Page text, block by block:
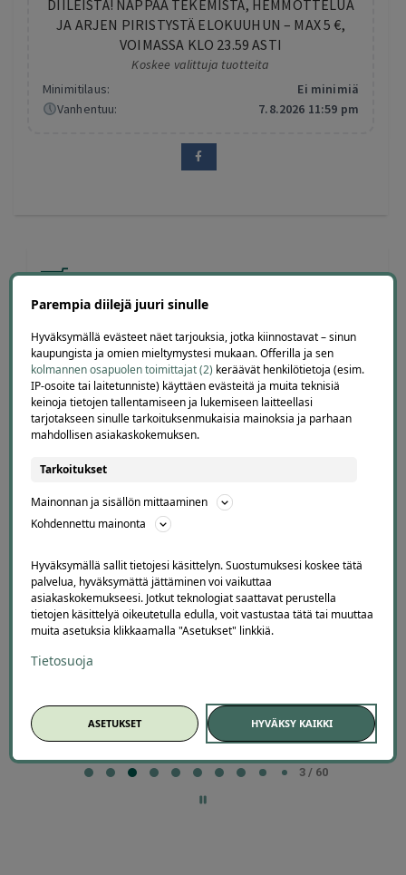
DIILEISTÄ! NAPPAA TEKEMISTÄ, HEMMOTTELUA
JA ARJEN PIRISTYSTÄ ELOKUUHUN – MAX 5 €,
VOIMASSA KLO 23.59 ASTI
Koskee valittuja tuotteita
Minimitilaus:
Ei minimiä
Vanhentuu:
7.8.2026 11:59 pm
9 diiliäostettu
Offerillaajien arvosteluja
Kirjoita arvostelu
P
Petteri
Espoo
OK
4 / 60
Parempia diilejä juuri sinulle
Hyväksymällä evästeet näet tarjouksia, jotka kiinnostavat – sinun
kaupungista ja omien mieltymystesi mukaan. Offerilla ja sen
kolmannen osapuolen toimittajat (2) keräävät henkilötietoja (esim.
IP-osoite tai laitetunniste) käyttäen evästeitä ja muita teknisiä
keinoja tietojen tallentamiseen ja lukemiseen laitteellasi
tarjotakseen sinulle tarkoituksenmukaisia mainoksia ja parhaan
mahdollisen asiakaskokemuksen.
Tarkoitukset
Mainonnan ja sisällön mittaaminen
Kohdennettu mainonta
Hyväksymällä sallit tietojesi käsittelyn. Suostumuksesi koskee tätä
palvelua, hyväksymättä jättäminen voi vaikuttaa
asiakaskokemukseesi. Jotkut teknologiat saattavat perustella
tietojen käsittelyä oikeutetulla edulla, voit vastustaa tätä tai muuttaa
muita asetuksia klikkaamalla "Asetukset" linkkiä.
Tietosuoja
ASETUKSET HYVÄKSY KAIKKI